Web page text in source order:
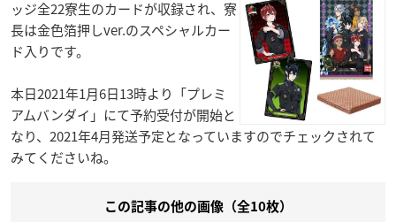
ッジ全22寮生のカードが収録され、寮
長は金色箔押しver.のスペシャルカー
ド入りです。
本日2021年1月6日13時より「プレミ
アムバンダイ」にて予約受付が開始と
なり、2021年4月発送予定となっていますのでチェックされて
みてくださいね。
この記事の他の画像（全10枚）